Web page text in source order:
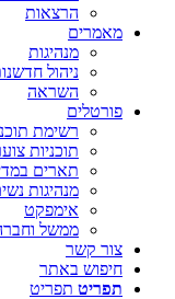
הרצאות
מאמרים
מנהיגות
ניהול
השראה
פורטלים
רשימת
תוכניות
תארים
מנהיגות
אימפקט
ממשל
צור קשר
חיפוש באתר
תפריט תפריט